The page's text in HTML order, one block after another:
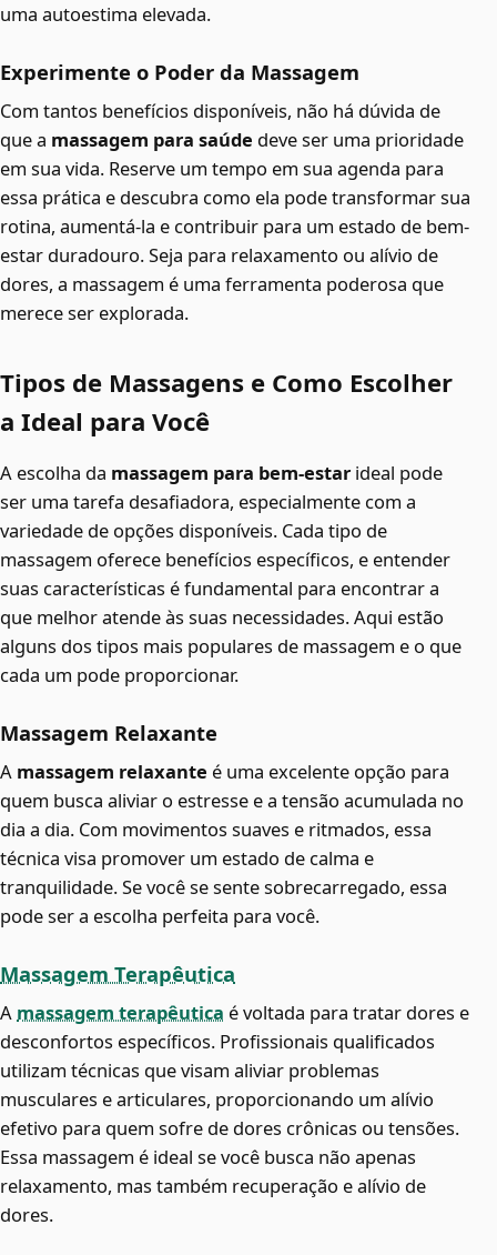
uma autoestima elevada.
Experimente o Poder da Massagem
Com tantos benefícios disponíveis, não há dúvida de
que a massagem para saúde deve ser uma prioridade
em sua vida. Reserve um tempo em sua agenda para
essa prática e descubra como ela pode transformar sua
rotina, aumentá-la e contribuir para um estado de bem-
estar duradouro. Seja para relaxamento ou alívio de
dores, a massagem é uma ferramenta poderosa que
merece ser explorada.
Tipos de Massagens e Como Escolher
a Ideal para Você
A escolha da massagem para bem-estar ideal pode
ser uma tarefa desafiadora, especialmente com a
variedade de opções disponíveis. Cada tipo de
massagem oferece benefícios específicos, e entender
suas características é fundamental para encontrar a
que melhor atende às suas necessidades. Aqui estão
alguns dos tipos mais populares de massagem e o que
cada um pode proporcionar.
Massagem Relaxante
A massagem relaxante é uma excelente opção para
quem busca aliviar o estresse e a tensão acumulada no
dia a dia. Com movimentos suaves e ritmados, essa
técnica visa promover um estado de calma e
tranquilidade. Se você se sente sobrecarregado, essa
pode ser a escolha perfeita para você.
Massagem Terapêutica
A massagem terapêutica é voltada para tratar dores e
desconfortos específicos. Profissionais qualificados
utilizam técnicas que visam aliviar problemas
musculares e articulares, proporcionando um alívio
efetivo para quem sofre de dores crônicas ou tensões.
Essa massagem é ideal se você busca não apenas
relaxamento, mas também recuperação e alívio de
dores.